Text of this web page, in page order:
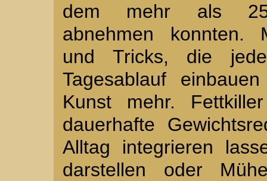
dem mehr als
abnehmen konnten.
und Tricks, die
Tagesablauf
Kunst mehr.
dauerhafte
Alltag integrieren
darstellen oder